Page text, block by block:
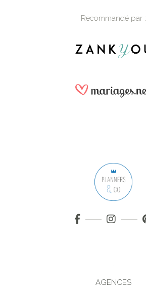
Recommandé par :
AGENCES